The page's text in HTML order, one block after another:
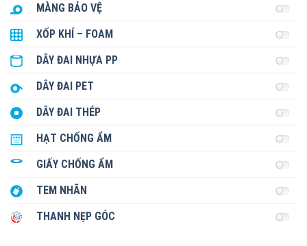
MÀNG BẢO VỆ
XỐP KHÍ – FOAM
DÂY ĐAI NHỰA PP
DÂY ĐAI PET
DÂY ĐAI THÉP
HẠT CHỐNG ẨM
GIẤY CHỐNG ẨM
TEM NHÃN
THANH NẸP GÓC